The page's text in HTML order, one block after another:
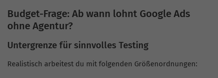
Budget-Frage: Ab wann lohnt Google Ads
ohne Agentur?
Untergrenze für sinnvolles Testing
Realistisch arbeitest du mit folgenden Größenordnungen: